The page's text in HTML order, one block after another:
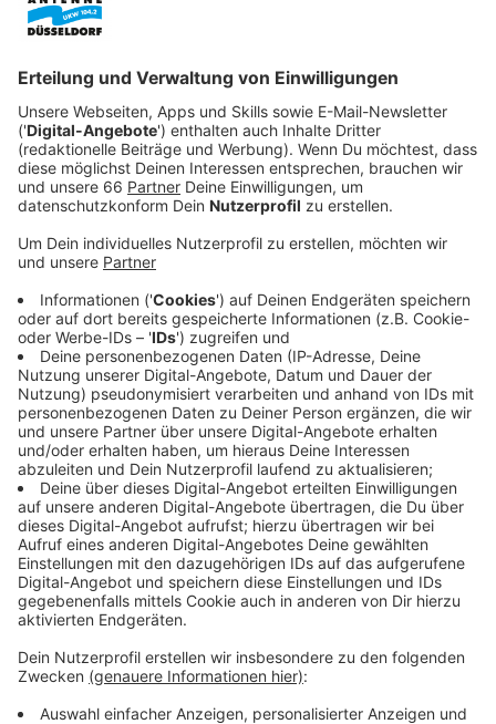
Herkunft. Doch als er von seiner Freundin Sophie
Vater wird, beschließt er, seinem zukünftigen Kind
Traditionen wiederherzustellen. Mit seinem besten
Freund Bruno (Medi Sadoun) wagt er sich also
nach Jahren wieder ins Chinatown von Paris, dabei
verliebt sich Bruno spontan in François' Fast-
von einem Fettnäpfchen ins nächste. François wird
empfangen, nur sein Vater und sein Bruder, den er
kaum kennt, zeigen ihm die kalte Schulter. Er muss
erkennen, dass die Familienzusammenführung gar
nicht so einfach ist, wie erhofft...
Veröffentlicht:Mittwoch, 17.07.2019 09:28
Anzeige
Wir benötigen Ihre
Zustimmung, um den YouTube
Video-Service zu laden!
Wir verwenden einen Service eines